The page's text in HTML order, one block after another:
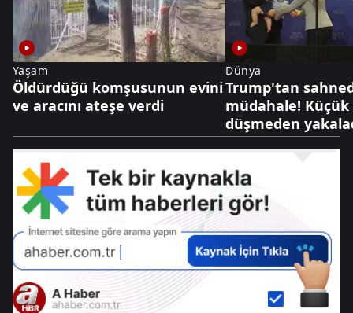
Yaşam
Öldürdüğü komşusunun evini
ve aracını ateşe verdi
Dünya
Trump'tan
müdahale! Küçük
düşmeden